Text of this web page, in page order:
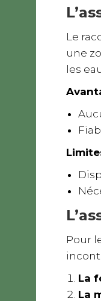
Le
une
les
Pour
La
La